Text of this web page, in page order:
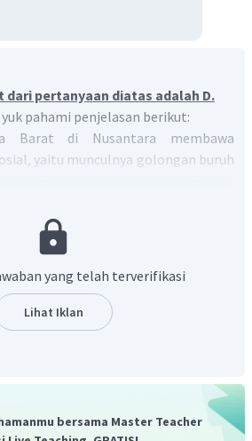
dari pertanyaan diatas adalah D.
pahami penjelasan berikut:
Barat di Nusantara membawa
yaitu munculnya golongan buruh
merupakan salah satu penanda
Pada masa inilah para petani di
dihancurkan prikehidupannya
paksa menjadi buruh tani.
yang telah terverifikasi
Lihat Iklan
bersama Master Teacher